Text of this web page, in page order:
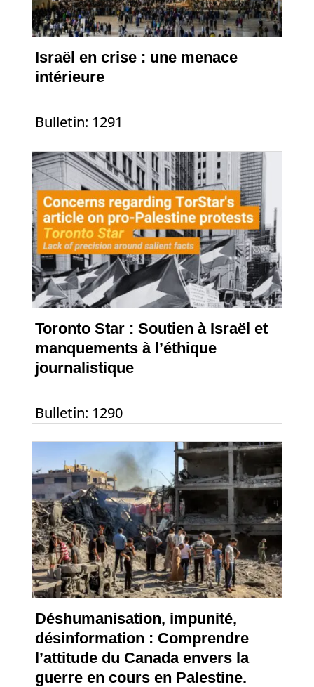
Israël en crise : une menace
intérieure
Bulletin: 1291
Toronto Star : Soutien à Israël et
manquements à l’éthique
journalistique
Bulletin: 1290
Déshumanisation, impunité,
désinformation : Comprendre
l’attitude du Canada envers la
guerre en cours en Palestine.